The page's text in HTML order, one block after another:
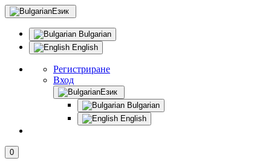
Език
Bulgarian
English
Регистриране
Вход
Език
Bulgarian
English
0